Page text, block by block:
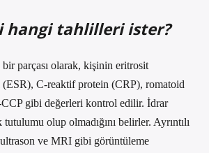
hangi tahlilleri ister?
bir parçası olarak, kişinin eritrosit
(ESR), C-reaktif protein (CRP), romatoid
gibi değerleri kontrol edilir. İdrar
olup olmadığını belirler. Ayrıntılı
ve MRI gibi görüntüleme